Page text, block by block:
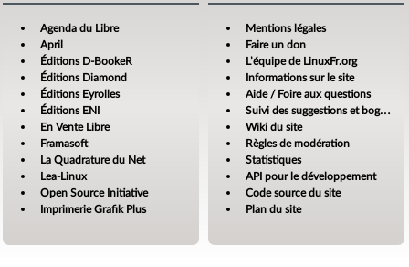
Agenda du Libre
April
Éditions D-BookeR
Éditions Diamond
Éditions Eyrolles
Éditions ENI
En Vente Libre
Framasoft
La Quadrature du Net
Lea-Linux
Open Source Initiative
Imprimerie Grafik Plus
Mentions légales
Faire un don
L’équipe de LinuxFr.org
Informations sur le site
Aide / Foire aux questions
Suivi des suggestions et bogues
Wiki du site
Règles de modération
Statistiques
API pour le développement
Code source du site
Plan du site